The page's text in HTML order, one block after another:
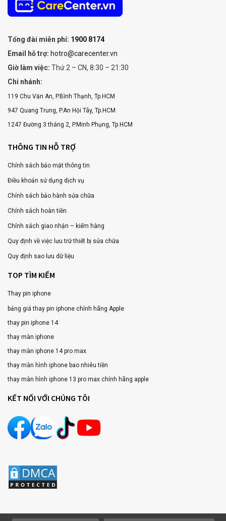
Tổng đài miễn phí: 1900 8174
Email hỗ trợ: hotro@carecenter.vn
Giờ làm việc: Thứ 2 – CN, 8:30 – 21:30
Chi nhánh:
119 Chu Văn An, P.Bình Thạnh, Tp.HCM
947 Quang Trung, P.An Hội Tây, Tp.HCM
1247 Đường 3 tháng 2, P.Minh Phụng, Tp.HCM
THÔNG TIN HỖ TRỢ
Chính sách bảo mật thông tin
Điều khoản sử dụng dịch vụ
Chính sách bảo hành sửa chữa
Chính sách hoàn tiền
Chính sách giao nhận – kiểm hàng
Quy định về việc lưu trữ thiết bị sửa chữa
Quy định sao lưu dữ liệu
TOP TÌM KIẾM
Thay pin iphone
bảng giá thay pin iphone chính hãng Apple
thay pin iphone 14
thay màn iphone
thay màn iphone 14 pro max
thay màn hình iphone bao nhiêu tiền
thay màn hình iphone 13 pro max chính hãng apple
KẾT NỐI VỚI CHÚNG TÔI